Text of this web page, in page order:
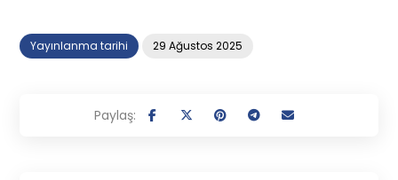
Yayınlanma tarihi 29 Ağustos 2025